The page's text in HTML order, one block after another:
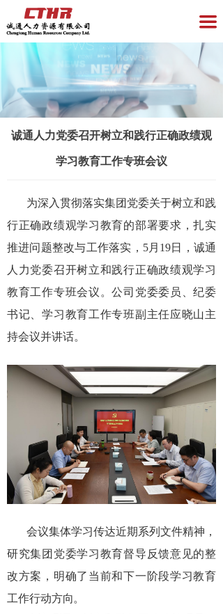
끀
首页
企业服务
员工服务
资讯与洞察
招聘专区
党员服务
诚通人力党委召开树立和践行正确政绩观
学习教育工作专班会议
为深入贯彻落实集团党委关于树立和践
行正确政绩观学习教育的部署要求，扎实
推进问题整改与工作落实，5月19日，诚通
人力党委召开树立和践行正确政绩观学习
教育工作专班会议。公司党委委员、纪委
书记、学习教育工作专班副主任应晓山主
持会议并讲话。
会议集体学习传达近期系列文件精神，
研究集团党委学习教育督导反馈意见的整
改方案，明确了当前和下一阶段学习教育
工作行动方向。